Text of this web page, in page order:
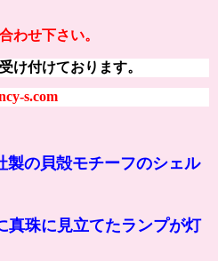
わせ下さい。
け付けております。
s.com
製の貝殻モチーフのシェル
真珠に見立てたランプが灯